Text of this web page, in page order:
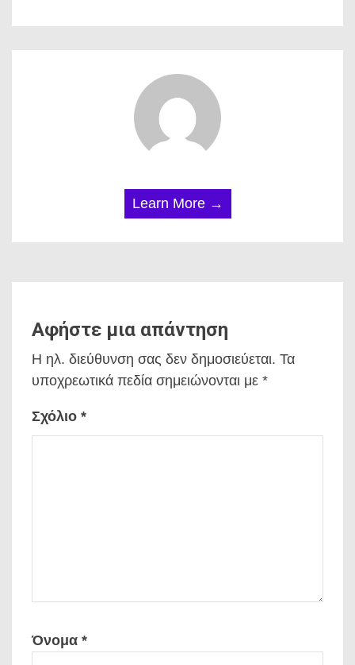
Learn More →
Αφήστε μια απάντηση
Η ηλ. διεύθυνση σας δεν δημοσιεύεται. Τα
υποχρεωτικά πεδία σημειώνονται με *
Σχόλιο *
Όνομα *